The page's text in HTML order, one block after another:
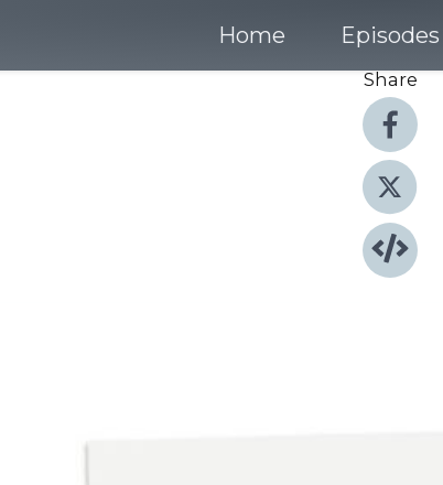
Home Episodes
Share